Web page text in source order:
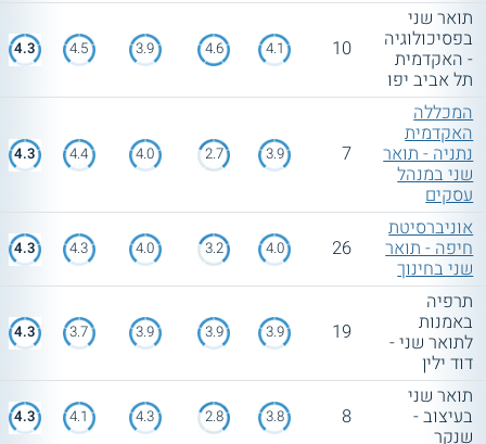
תואר שני
בפסיכולוגיה
- האקדמית
תל אביב יפו
10
4.1
4.6
3.9
4.5
4.3
המכללה
האקדמית
נתניה - תואר
שני במנהל
עסקים
7
3.9
2.7
4.0
4.4
4.3
אוניברסיטת
חיפה - תואר
שני בחינוך
26
4.0
3.2
4.0
4.3
4.3
תרפיה
באמנות
לתואר שני -
דוד ילין
19
3.9
3.9
3.9
3.7
4.3
תואר שני
בעיצוב -
שנקר
8
3.8
2.8
4.3
4.1
4.3